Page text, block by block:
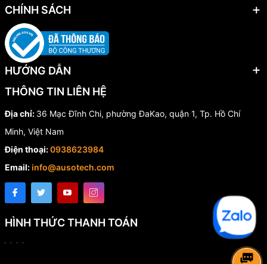
CHÍNH SÁCH
HƯỚNG DẪN
THÔNG TIN LIÊN HỆ
Địa chỉ: 36 Mạc Đĩnh Chi, phường ĐaKao, quận 1, Tp. Hồ Chí
Minh, Việt Nam
Điện thoại:0938623984
Email:info@ausotech.com
HÌNH THỨC THANH TOÁN